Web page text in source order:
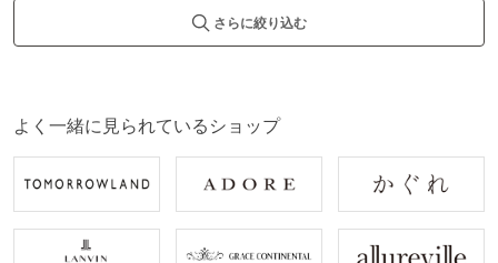
さらに絞り込む
よく一緒に見られているショップ